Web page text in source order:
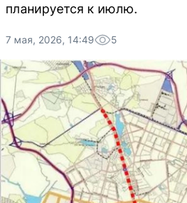
планируется к июлю.
7 мая, 2026, 14:49 5